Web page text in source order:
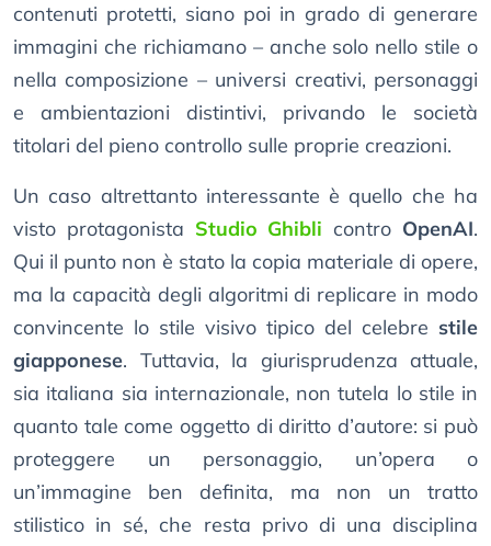
contenuti protetti, siano poi in grado di generare
immagini che richiamano – anche solo nello stile o
nella composizione – universi creativi, personaggi
e ambientazioni distintivi, privando le società
titolari del pieno controllo sulle proprie creazioni.
Un caso altrettanto interessante è quello che ha
visto protagonista Studio Ghibli contro OpenAI.
Qui il punto non è stato la copia materiale di opere,
ma la capacità degli algoritmi di replicare in modo
convincente lo stile visivo tipico del celebre stile
giapponese. Tuttavia, la giurisprudenza attuale,
sia italiana sia internazionale, non tutela lo stile in
quanto tale come oggetto di diritto d’autore: si può
proteggere un personaggio, un’opera o
un’immagine ben definita, ma non un tratto
stilistico in sé, che resta privo di una disciplina